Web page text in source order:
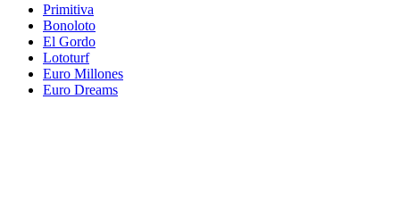
Primitiva
Bonoloto
El Gordo
Lototurf
Euro Millones
Euro Dreams